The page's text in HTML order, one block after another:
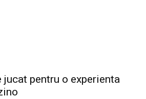
pentru o experienta